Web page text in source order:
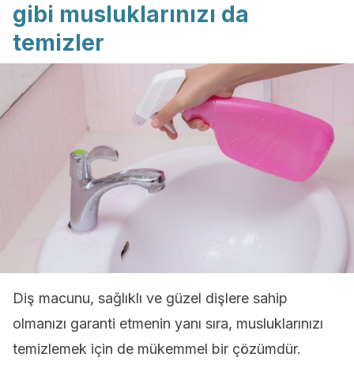
gibi musluklarınızı da
temizler
Diş macunu, sağlıklı ve güzel dişlere sahip
olmanızı garanti etmenin yanı sıra, musluklarınızı
temizlemek için de mükemmel bir çözümdür.